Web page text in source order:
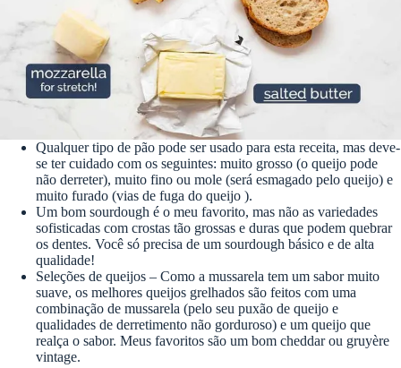
Qualquer tipo de pão pode ser usado para esta receita, mas deve-
se ter cuidado com os seguintes: muito grosso (o queijo pode
não derreter), muito fino ou mole (será esmagado pelo queijo) e
muito furado (vias de fuga do queijo ).
Um bom sourdough é o meu favorito, mas não as variedades
sofisticadas com crostas tão grossas e duras que podem quebrar
os dentes. Você só precisa de um sourdough básico e de alta
qualidade!
Seleções de queijos – Como a mussarela tem um sabor muito
suave, os melhores queijos grelhados são feitos com uma
combinação de mussarela (pelo seu puxão de queijo e
qualidades de derretimento não gorduroso) e um queijo que
realça o sabor. Meus favoritos são um bom cheddar ou gruyère
vintage.